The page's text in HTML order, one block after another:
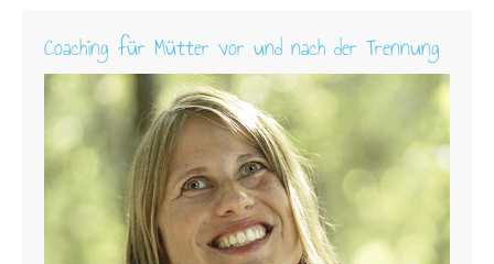
Coaching für Mütter vor und nach der Trennung